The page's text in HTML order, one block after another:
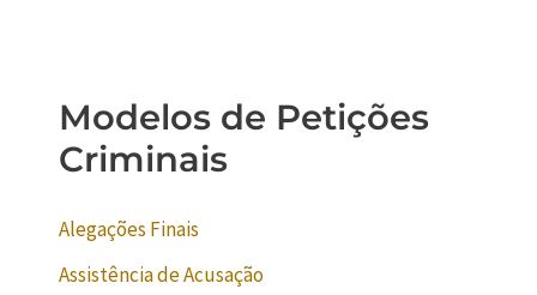
Modelos de Petições
Criminais
Alegações Finais
Assistência de Acusação